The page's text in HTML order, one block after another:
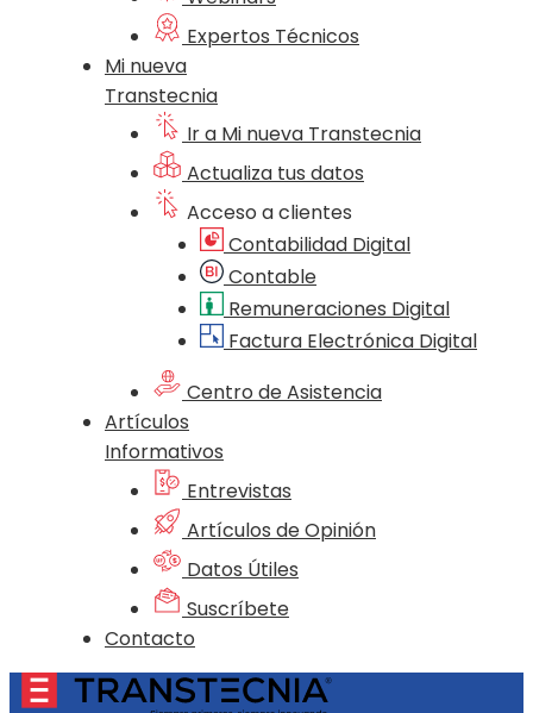
Expertos Técnicos
Mi nueva
Transtecnia
Ir a Mi nueva Transtecnia
Actualiza tus datos
Acceso a clientes
Contabilidad Digital
Contable
Remuneraciones Digital
Factura Electrónica Digital
Centro de Asistencia
Artículos
Informativos
Entrevistas
Artículos de Opinión
Datos Útiles
Suscríbete
Contacto